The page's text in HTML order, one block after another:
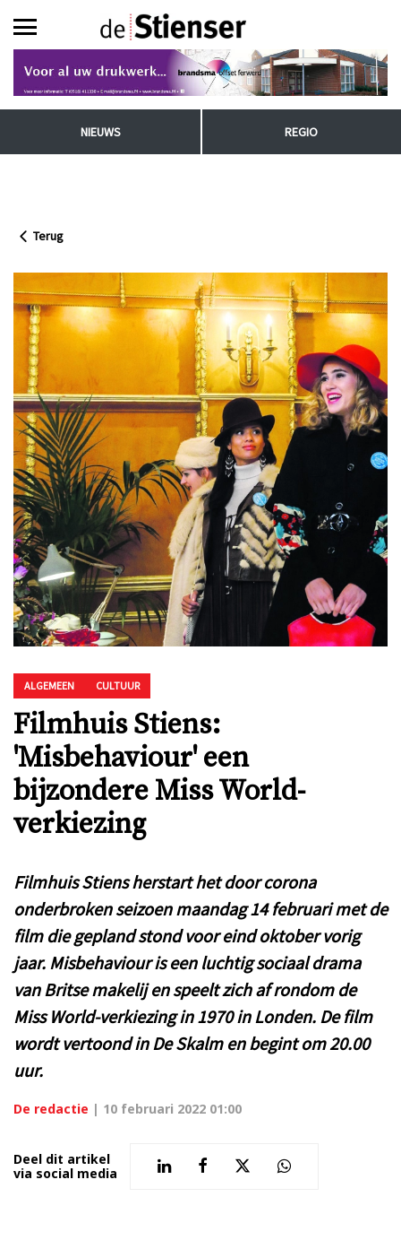
NIEUWS REGIO
Terug
ALGEMEEN CULTUUR
Filmhuis Stiens:
'Misbehaviour' een
bijzondere Miss World-
verkiezing
Filmhuis Stiens herstart het door corona
onderbroken seizoen maandag 14 februari met de
film die gepland stond voor eind oktober vorig
jaar. Misbehaviour is een luchtig sociaal drama
van Britse makelij en speelt zich af rondom de
Miss World-verkiezing in 1970 in Londen. De film
wordt vertoond in De Skalm en begint om 20.00
uur.
De redactie | 10 februari 2022 01:00
Deel dit artikel
via social media